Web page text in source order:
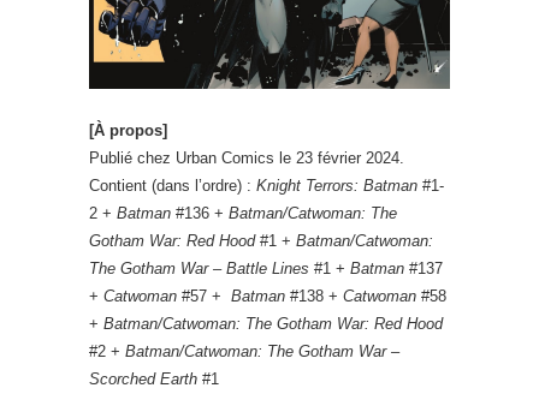
[À propos]
Publié chez Urban Comics le 23 février 2024.
Contient (dans l’ordre) : Knight Terrors: Batman #1-
2 + Batman #136 + Batman/Catwoman: The
Gotham War: Red Hood#1 + Batman/Catwoman:
The Gotham War – Battle Lines #1 + Batman #137
+ Catwoman #57 + Batman #138 + Catwoman #58
+ Batman/Catwoman: The Gotham War: Red Hood
#2 + Batman/Catwoman: The Gotham War –
Scorched Earth #1